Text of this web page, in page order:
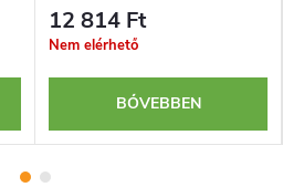
12 814 Ft
Nem elérhető
BŐVEBBEN